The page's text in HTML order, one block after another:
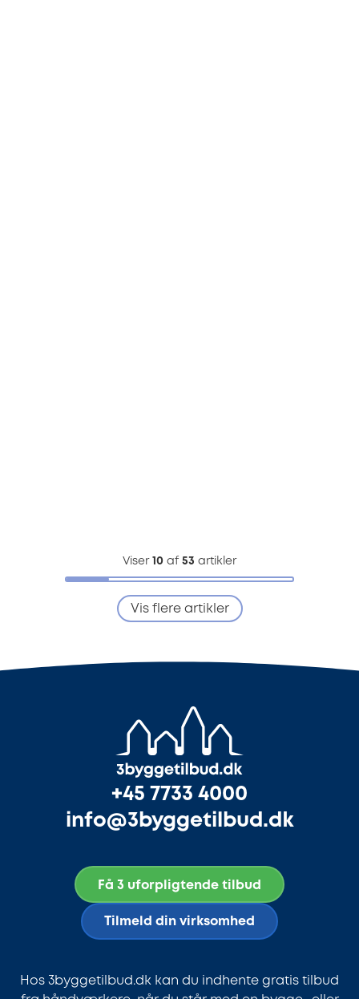
Viser 10 af 53 artikler
Vis flere artikler
+45 7733 4000
info@3byggetilbud.dk
Få 3 uforpligtende tilbud
Tilmeld din virksomhed
Hos 3byggetilbud.dk kan du indhente gratis tilbud